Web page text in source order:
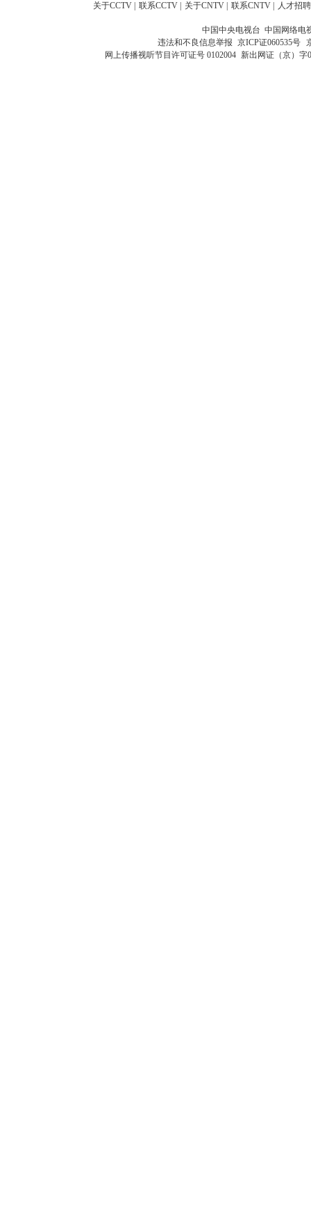
关于CCTV 联系CCTV 关于CNTV 联系CNTV 人才招聘
中国中央电视台 中国网络电
违法和不良信息举报 京ICP证060535号
网上传播视听节目许可证号 0102004 新出网证（京）